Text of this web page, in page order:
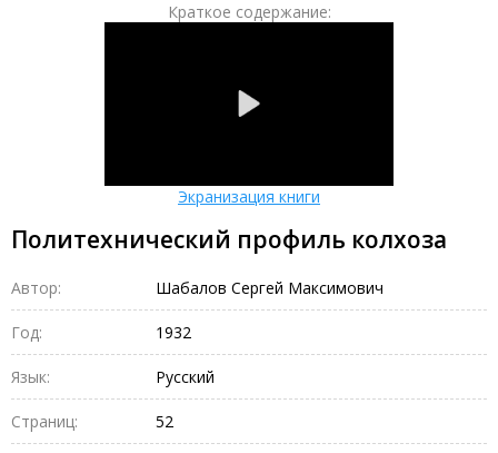
Краткое содержание:
Экранизация книги
Политехнический профиль колхоза
Автор: Шабалов Сергей Максимович
Год: 1932
Язык: Русский
Страниц: 52